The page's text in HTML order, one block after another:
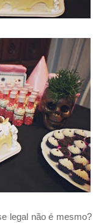
legal não é mesmo?